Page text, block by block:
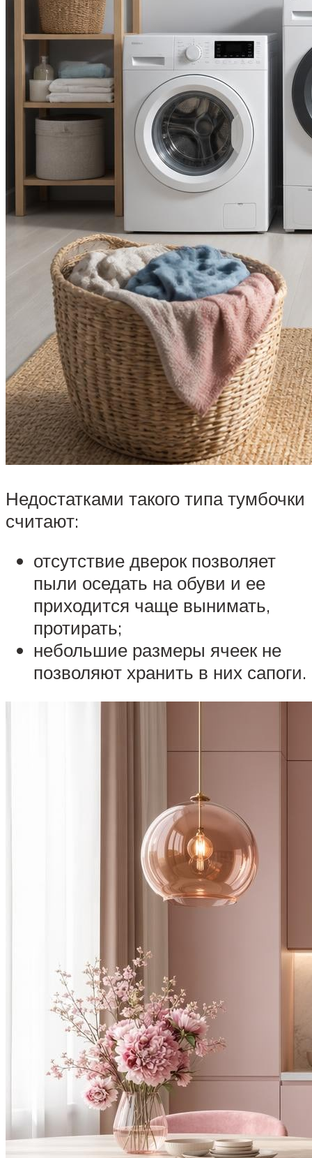
Недостатками такого типа тумбочки
считают:
отсутствие дверок позволяет
пыли оседать на обуви и ее
приходится чаще вынимать,
протирать;
небольшие размеры ячеек не
позволяют хранить в них сапоги.